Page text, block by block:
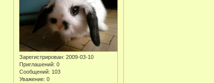
Зарегистрирован: 2009-03-10
Приглашений: 0
Сообщений: 103
Уважение: 0